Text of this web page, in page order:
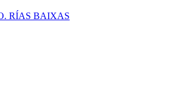
RÍAS BAIXAS